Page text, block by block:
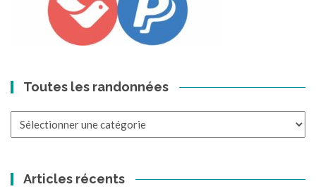
Toutes les randonnées
Articles récents